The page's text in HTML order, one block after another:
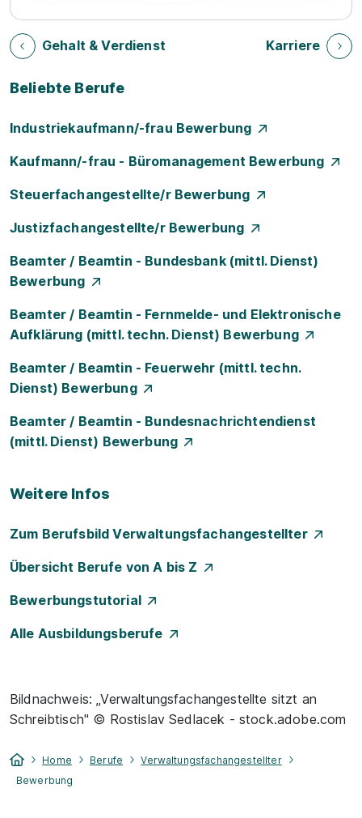
Gehalt & Verdienst Karriere
Beliebte Berufe
Industriekaufmann/-frau Bewerbung
Kaufmann/-frau - Büromanagement Bewerbung
Steuerfachangestellte/r Bewerbung
Justizfachangestellte/r Bewerbung
Beamter / Beamtin - Bundesbank (mittl. Dienst)
Bewerbung
Beamter / Beamtin - Fernmelde- und Elektronische
Aufklärung (mittl. techn. Dienst) Bewerbung
Beamter / Beamtin - Feuerwehr (mittl. techn.
Dienst) Bewerbung
Beamter / Beamtin - Bundesnachrichtendienst
(mittl. Dienst) Bewerbung
Weitere Infos
Zum Berufsbild Verwaltungsfachangestellter
Übersicht Berufe von A bis Z
Bewerbungstutorial
Alle Ausbildungsberufe
Bildnachweis: „Verwaltungsfachangestellte sitzt an
Schreibtisch" © Rostislav Sedlacek - stock.adobe.com
Home Berufe
Verwaltungsfachangestellter
Bewerbung